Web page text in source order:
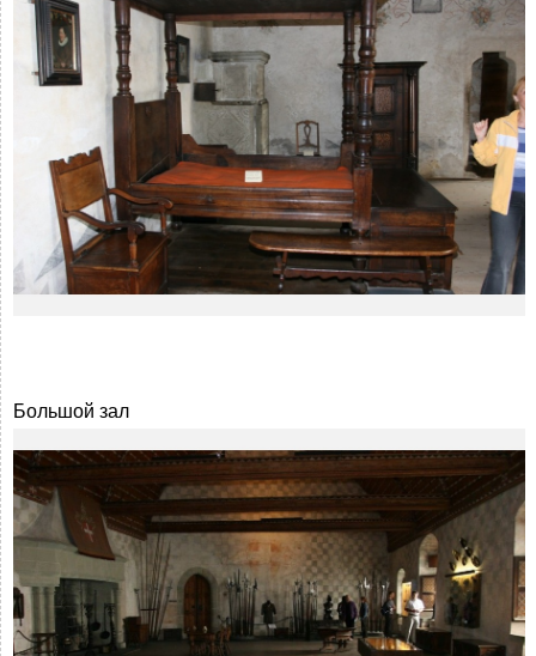
Большой зал